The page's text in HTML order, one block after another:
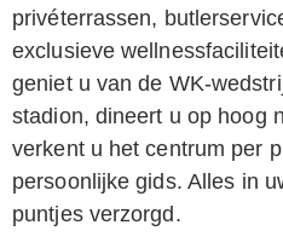
privéterrassen,
exclusieve
geniet u van de WK-
stadion, dineert u op hoog
verkent u het centrum per
persoonlijke gids. Alles in
puntjes verzorgd.